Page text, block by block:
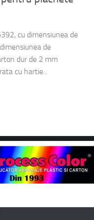
cu dimensiunea de
de
dur de 2 mm
cu hartie...